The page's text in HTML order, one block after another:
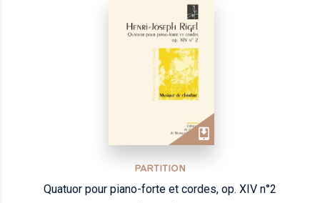
PARTITION
Quatuor pour piano-forte et cordes, op. XIV n°2